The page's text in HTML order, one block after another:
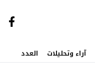
آراء وتحليلات العدد